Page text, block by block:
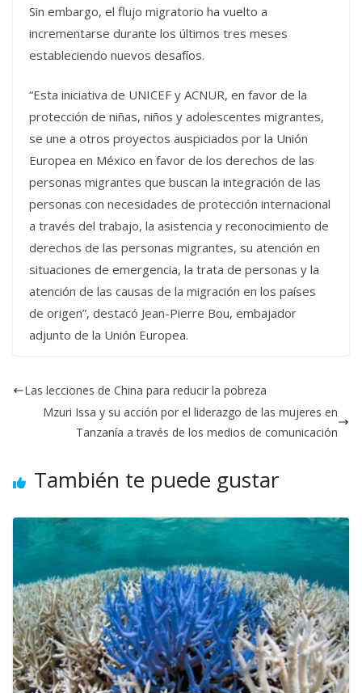
Sin embargo, el flujo migratorio ha vuelto a
incrementarse durante los últimos tres meses
estableciendo nuevos desafíos.
“Esta iniciativa de UNICEF y ACNUR, en favor de la
protección de niñas, niños y adolescentes migrantes,
se une a otros proyectos auspiciados por la Unión
Europea en México en favor de los derechos de las
personas migrantes que buscan la integración de las
personas con necesidades de protección internacional
a través del trabajo, la asistencia y reconocimiento de
derechos de las personas migrantes, su atención en
situaciones de emergencia, la trata de personas y la
atención de las causas de la migración en los países
de origen”, destacó Jean-Pierre Bou, embajador
adjunto de la Unión Europea.
Las lecciones de China para reducir la pobreza
Mzuri Issa y su acción por el liderazgo de las mujeres en
Tanzanía a través de los medios de comunicación
También te puede gustar